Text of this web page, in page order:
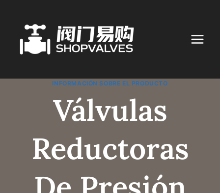
contenido
INFORMACIÓN SOBRE EL PRODUCTO
Válvulas
Reductoras